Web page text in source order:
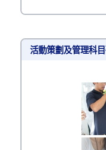
活動策劃及管理科